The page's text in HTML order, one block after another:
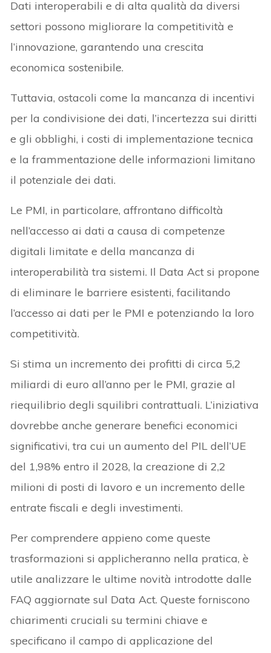
Dati interoperabili e di alta qualità da diversi
settori possono migliorare la competitività e
l’innovazione, garantendo una crescita
economica sostenibile.
Tuttavia, ostacoli come la mancanza di incentivi
per la condivisione dei dati, l’incertezza sui diritti
e gli obblighi, i costi di implementazione tecnica
e la frammentazione delle informazioni limitano
il potenziale dei dati.
Le PMI, in particolare, affrontano difficoltà
nell’accesso ai dati a causa di competenze
digitali limitate e della mancanza di
interoperabilità tra sistemi. Il Data Act si propone
di eliminare le barriere esistenti, facilitando
l’accesso ai dati per le PMI e potenziando la loro
competitività.
Si stima un incremento dei profitti di circa 5,2
miliardi di euro all’anno per le PMI, grazie al
riequilibrio degli squilibri contrattuali. L’iniziativa
dovrebbe anche generare benefici economici
significativi, tra cui un aumento del PIL dell’UE
del 1,98% entro il 2028, la creazione di 2,2
milioni di posti di lavoro e un incremento delle
entrate fiscali e degli investimenti.
Per comprendere appieno come queste
trasformazioni si applicheranno nella pratica, è
utile analizzare le ultime novità introdotte dalle
FAQ aggiornate sul Data Act. Queste forniscono
chiarimenti cruciali su termini chiave e
specificano il campo di applicazione del